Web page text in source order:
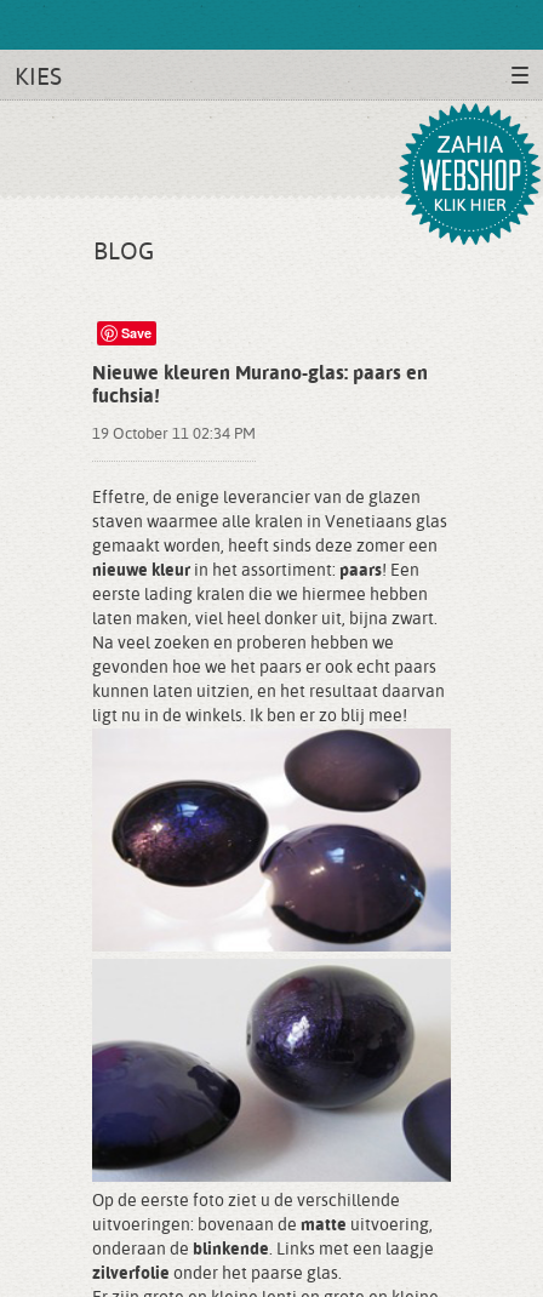
KIES
BLOG
Save
Nieuwe kleuren Murano-glas: paars en
fuchsia!
19 October 11 02:34 PM
Effetre, de enige leverancier van de glazen
staven waarmee alle kralen in Venetiaans glas
gemaakt worden, heeft sinds deze zomer een
nieuwe kleur in het assortiment: paars! Een
eerste lading kralen die we hiermee hebben
laten maken, viel heel donker uit, bijna zwart.
Na veel zoeken en proberen hebben we
gevonden hoe we het paars er ook echt paars
kunnen laten uitzien, en het resultaat daarvan
ligt nu in de winkels. Ik ben er zo blij mee!
Op de eerste foto ziet u de verschillende
uitvoeringen: bovenaan de matte uitvoering,
onderaan de blinkende. Links met een laagje
zilverfolie onder het paarse glas.